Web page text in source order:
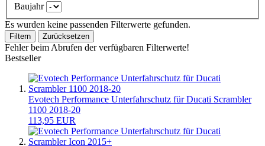
Baujahr
Es wurden keine passenden Filterwerte gefunden.
Filtern Zurücksetzen
Fehler beim Abrufen der verfügbaren Filterwerte!
Bestseller
Evotech Performance Unterfahrschutz für Ducati Scrambler
1100 2018-20
113,95 EUR